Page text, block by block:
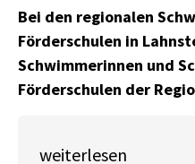
Bei den regionalen
Förderschulen in
Schwimmerinnen und
Förderschulen der
weiterlesen